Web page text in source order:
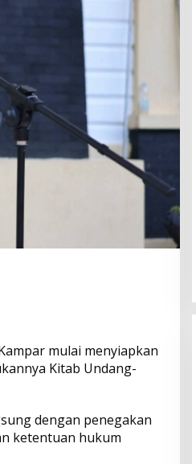
mulai menyiapkan
Kitab Undang-
dengan penegakan
ketentuan hukum
Drainase di Bukit Payung,
DPRD Kampar Ropii Siregar